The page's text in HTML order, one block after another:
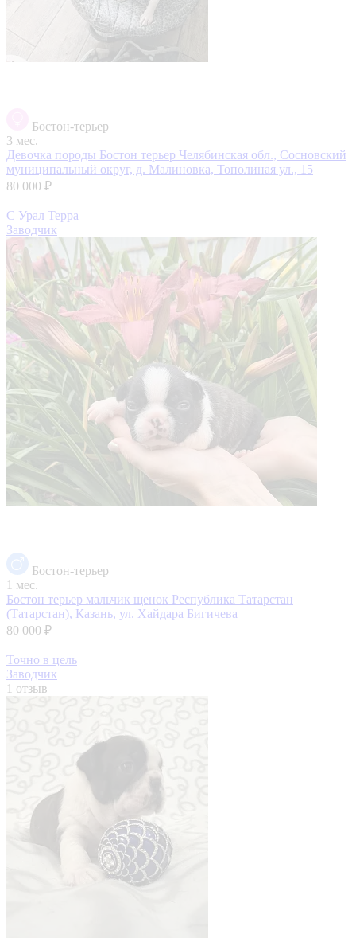
Бостон-терьер
3 мес.
Девочка породы Бостон терьер Челябинская обл., Сосновский
муниципальный округ, д. Малиновка, Тополиная ул., 15
80 000 ₽
С Урал Терра
Заводчик
Бостон-терьер
1 мес.
Бостон терьер мальчик щенок Республика Татарстан
(Татарстан), Казань, ул. Хайдара Бигичева
80 000 ₽
Точно в цель
Заводчик
1 отзыв